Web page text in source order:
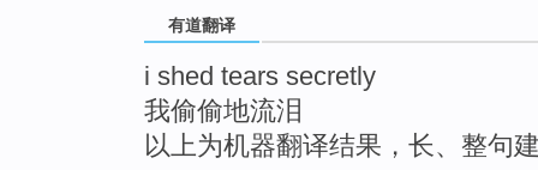
有道翻译
i shed tears secretly
我偷偷地流泪
以上为机器翻译结果，长、整句